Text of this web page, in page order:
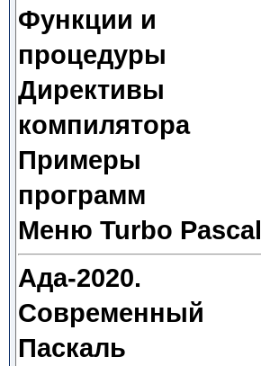
Функции и
процедуры
Директивы
компилятора
Примеры
программ
Меню Turbo Pascal
Ада-2020.
Современный
Паскаль